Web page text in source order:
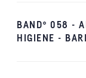
BAND°058 -
HIGIENE -